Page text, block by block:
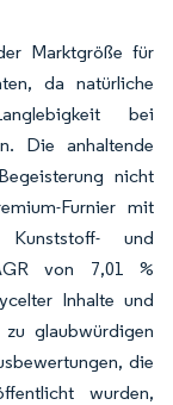
Marktgröße für
da natürliche
bei
Die anhaltende
nicht
Furnier mit
Kunststoff- und
von 7,01 %
Inhalte und
glaubwürdigen
die
wurden,